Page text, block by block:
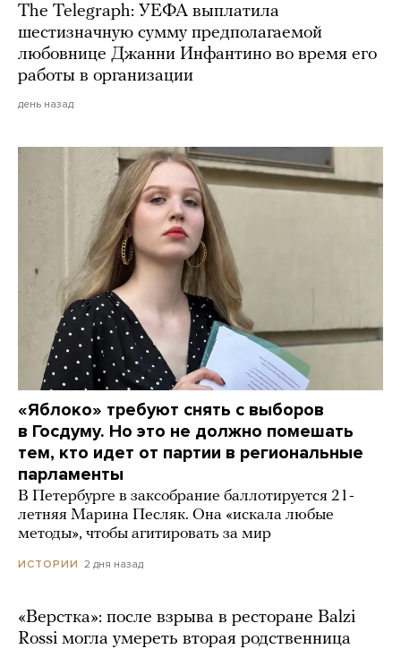
The Telegraph: УЕФА выплатила
шестизначную сумму предполагаемой
любовнице Джанни Инфантино во время его
работы в организации
день назад
«Яблоко» требуют снять с выборов
в Госдуму. Но это не должно помешать
тем, кто идет от партии в региональные
парламенты
В Петербурге в заксобрание баллотируется 21-
летняя Марина Песляк. Она «искала любые
методы», чтобы агитировать за мир
ИСТОРИИ 2 дня назад
«Верстка»: после взрыва в ресторане Balzi
Rossi могла умереть вторая родственница